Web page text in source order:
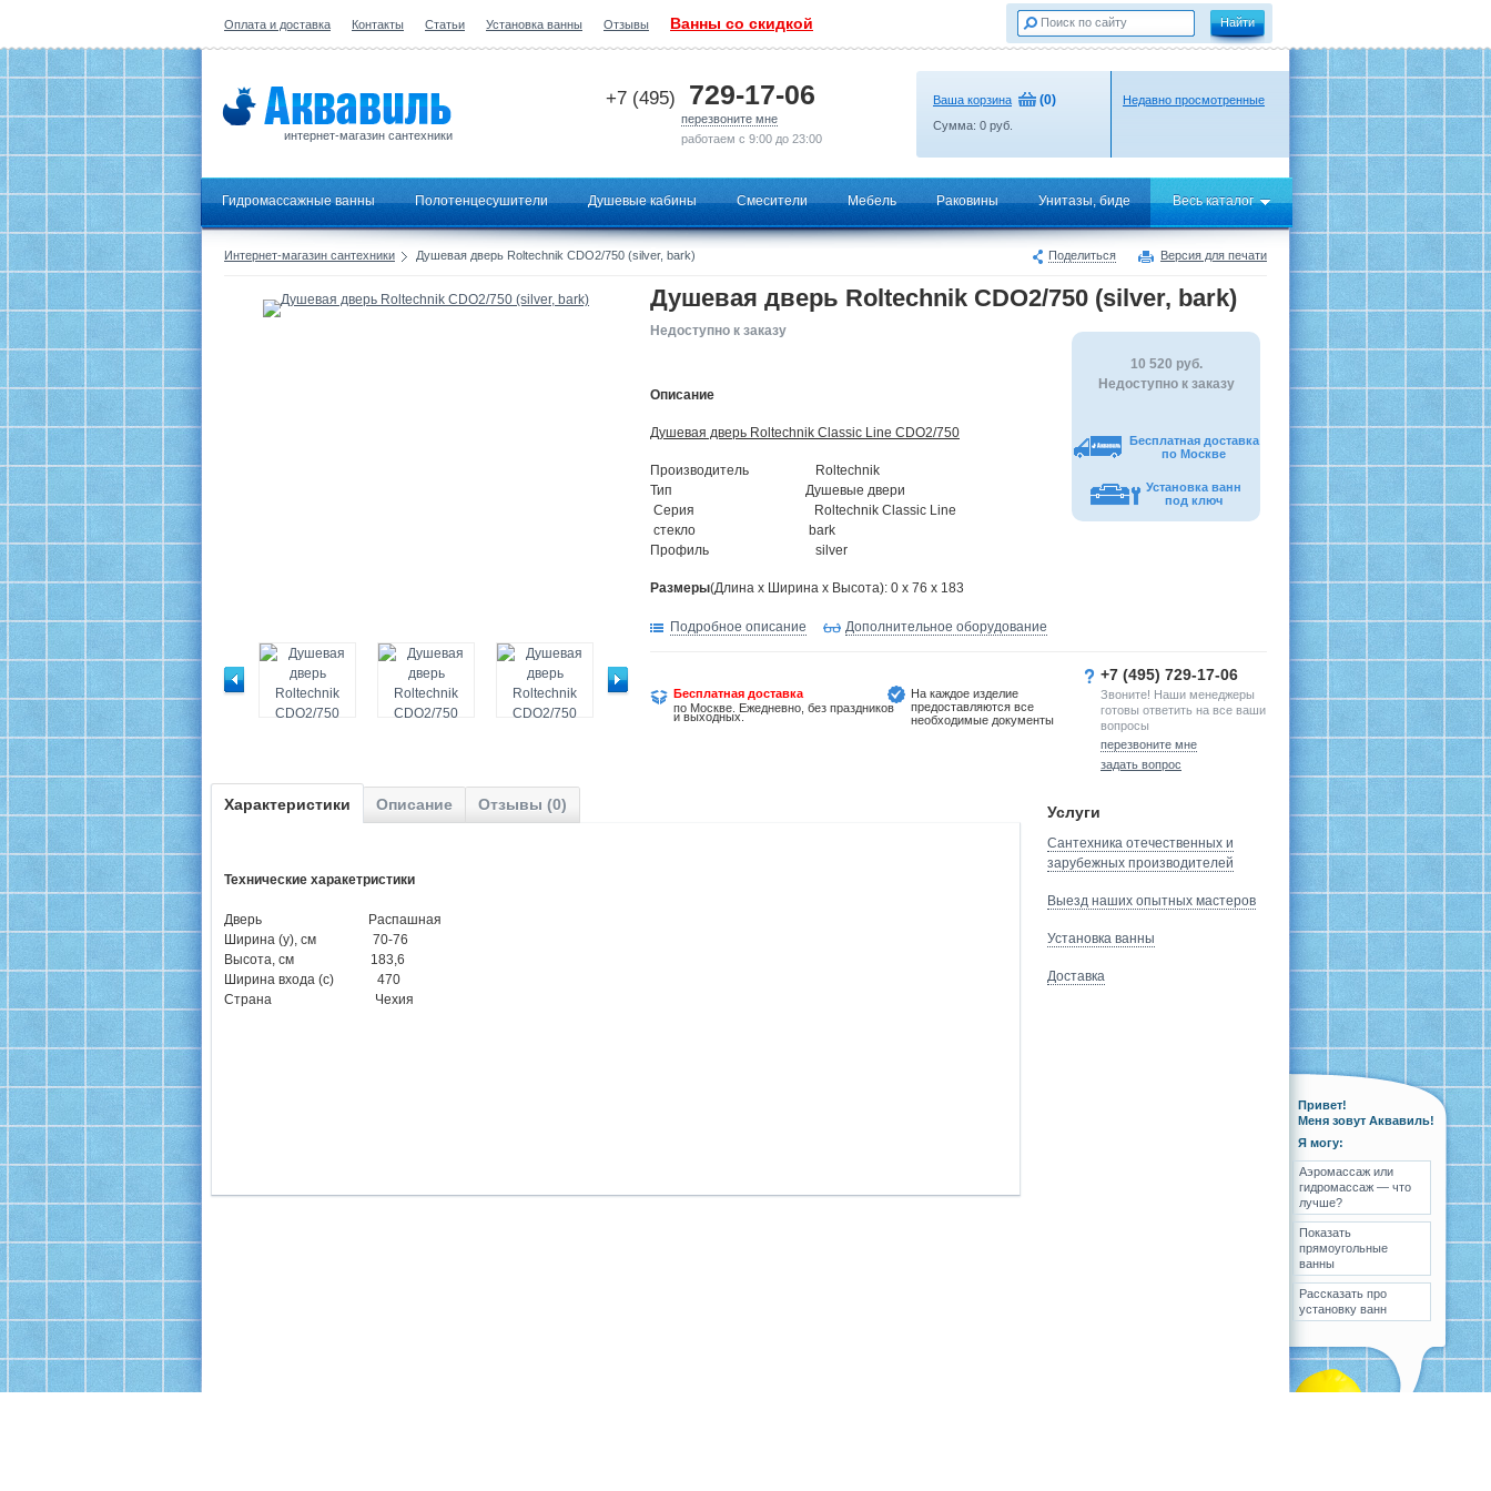
Оплата и доставка Контакты Статьи Установка ванны Отзывы Ванны со скидкой
интернет-магазин сантехники
+7 (495) 729-17-06
перезвоните мне
работаем с 9:00 до 23:00
Ваша корзина (0)
Сумма: 0 руб.
Недавно просмотренные
Гидромассажные ванны Полотенцесушители Душевые кабины Смесители Мебель Раковины Унитазы, биде Весь каталог
Поделиться Версия для печати
Интернет-магазин сантехники Душевая дверь Roltechnik CDO2/750 (silver, bark)
Душевая дверь Roltechnik CDO2/750 (silver, bark)
Недоступно к заказу
Описание
Душевая дверь Roltechnik Classic Line CDO2/750
Производитель Roltechnik
Тип Душевые двери
Серия Roltechnik Classic Line
стекло bark
Профиль silver
Размеры(Длина х Ширина х Высота): 0 x 76 x 183
10 520 руб.
Недоступно к заказу
Бесплатная доставка
по Москве
Установка ванн
под ключ
Подробное описание Дополнительное оборудование
Бесплатная доставка
по Москве. Ежедневно, без праздников
и выходных.
На каждое изделие
предоставляются все
необходимые документы
+7 (495) 729-17-06
Звоните! Наши менеджеры
готовы ответить на все ваши
вопросы
перезвоните мне
задать вопрос
Характеристики Описание Отзывы (0)
Технические харакетристики
Дверь Распашная
Ширина (y), см 70-76
Высота, см 183,6
Ширина входа (с) 470
Страна Чехия
Услуги
Сантехника отечественных и
зарубежных производителей
Выезд наших опытных мастеров
Установка ванны
Доставка
Привет!
Меня зовут Аквавиль!
Я могу:
Аэромассаж или
гидромассаж — что
лучше?
Показать
прямоугольные
ванны
Рассказать про
установку ванн